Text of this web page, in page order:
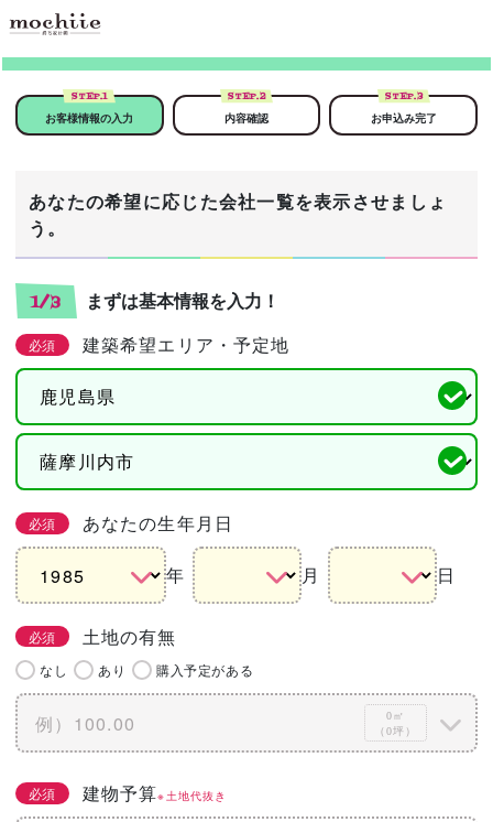
STEP.1
お客様情報の入力
STEP.2
内容確認
STEP.3
お申込み完了
あなたの希望に応じた会社一覧を表示させましょ
う。
1/3 まずは基本情報を入力！
必須 建築希望エリア・予定地
必須 あなたの生年月日
年 月 日
必須 土地の有無
なし あり 購入予定がある
0㎡
（0坪）
必須 建物予算※土地代抜き